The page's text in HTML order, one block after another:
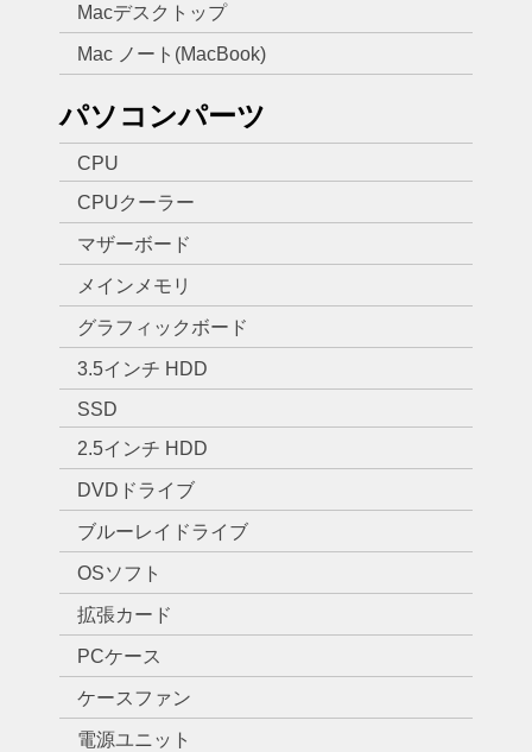
Macデスクトップ
Mac ノート(MacBook)
パソコンパーツ
CPU
CPUクーラー
マザーボード
メインメモリ
グラフィックボード
3.5インチ HDD
SSD
2.5インチ HDD
DVDドライブ
ブルーレイドライブ
OSソフト
拡張カード
PCケース
ケースファン
電源ユニット